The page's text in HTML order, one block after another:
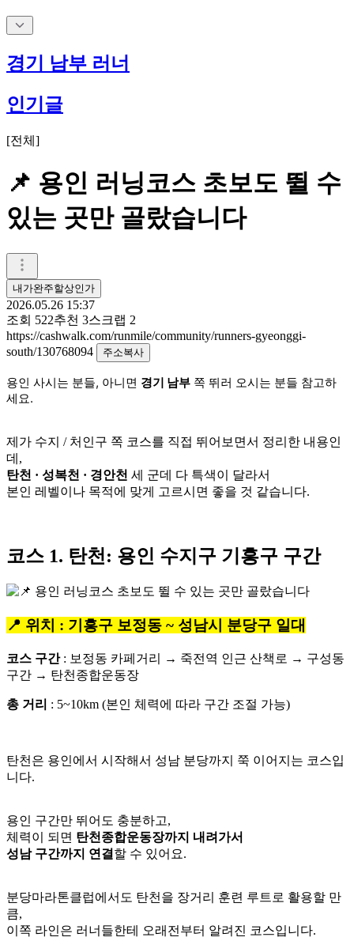
경기 남부 러너
인기글
[전체 ]
📌 용인 러닝코스 초보도 뛸 수
있는 곳만 골랐습니다
내가완주할상인가
2026.05.26 15:37
조회 522추천 3스크랩 2
https://cashwalk.com/runmile/community/runners-gyeonggi-
south/130768094
주소복사
용인 사시는 분들, 아니면 경기 남부 쪽 뛰러 오시는 분들 참고하
세요.
제가 수지 / 처인구 쪽 코스를 직접 뛰어보면서 정리한 내용인
데,
탄천 · 성복천 · 경안천 세 군데 다 특색이 달라서
본인 레벨이나 목적에 맞게 고르시면 좋을 것 같습니다.
코스 1. 탄천: 용인 수지구 기흥구 구간
📍 위치 : 기흥구 보정동 ~ 성남시 분당구 일대
코스 구간: 보정동 카페거리 → 죽전역 인근 산책로 → 구성동
구간 → 탄천종합운동장
총 거리 : 5~10km (본인 체력에 따라 구간 조절 가능)
탄천은 용인에서 시작해서 성남 분당까지 쭉 이어지는 코스입
니다.
용인 구간만 뛰어도 충분하고,
체력이 되면 탄천종합운동장까지 내려가서
성남 구간까지 연결 할 수 있어요.
분당마라톤클럽에서도 탄천을 장거리 훈련 루트로 활용할 만
큼,
이쪽 라인은 러너들한테 오래전부터 알려진 코스입니다.